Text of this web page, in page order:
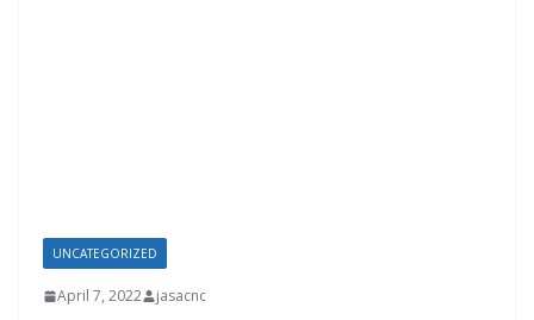
UNCATEGORIZED
April 7, 2022 jasacnc